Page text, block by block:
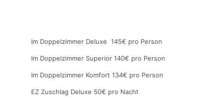
Im Doppelzimmer Deluxe 145€ pro Person
Im Doppelzimmer Superior 140€ pro Person
Im Doppelzimmer Komfort 134€ pro Person
EZ Zuschlag Deluxe 50€ pro Nacht